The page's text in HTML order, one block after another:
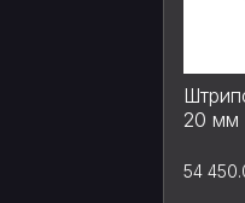
20 мм
54